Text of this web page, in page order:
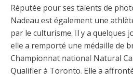
Réputée pour ses talents de
Nadeau est également une
par le culturisme. Il y a quelques
elle a remporté une médaille de
Championnat national Natural
Qualifier à Toronto. Elle a